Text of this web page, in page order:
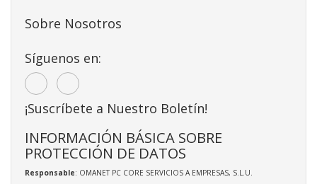
Sobre Nosotros
Síguenos en:
¡Suscríbete a Nuestro Boletín!
INFORMACIÓN BÁSICA SOBRE
PROTECCIÓN DE DATOS
Responsable: OMANET PC CORE SERVICIOS A EMPRESAS, S.L.U.